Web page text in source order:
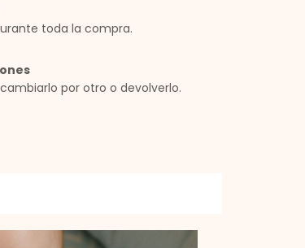
toda la compra.
por otro o devolverlo.